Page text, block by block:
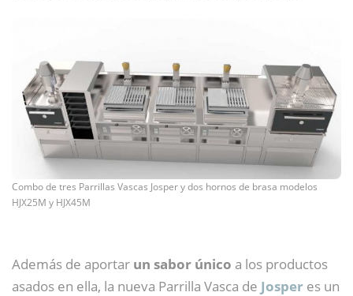
Combo de tres Parrillas Vascas Josper y dos hornos de brasa modelos
HJX25M y HJX45M
Además de aportar un sabor único a los productos
asados en ella, la nueva Parrilla Vasca de Josper es un